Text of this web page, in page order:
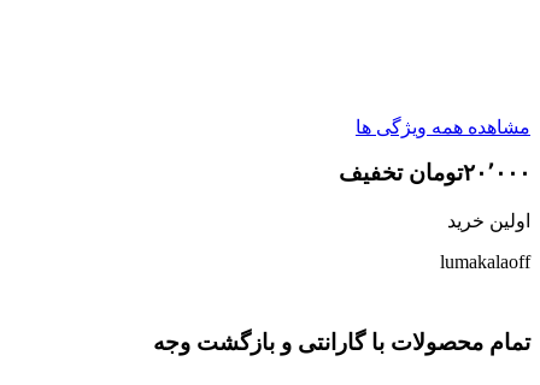
مشاهده همه ویژگی ها
۲۰٬۰۰۰تومان تخفیف
اولین خرید
lumakalaoff
تمام محصولات با گارانتی و بازگشت وجه